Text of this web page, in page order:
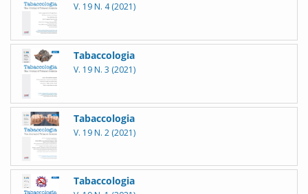
V. 19 N. 4 (2021)
Tabaccologia
V. 19 N. 3 (2021)
Tabaccologia
V. 19 N. 2 (2021)
Tabaccologia